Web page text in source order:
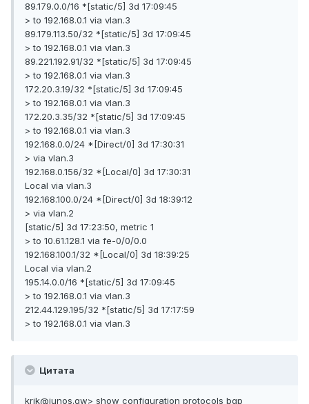
89.179.0.0/16 *[static/5] 3d 17:09:45
> to 192.168.0.1 via vlan.3
89.179.113.50/32 *[static/5] 3d 17:09:45
> to 192.168.0.1 via vlan.3
89.221.192.91/32 *[static/5] 3d 17:09:45
> to 192.168.0.1 via vlan.3
172.20.3.19/32 *[static/5] 3d 17:09:45
> to 192.168.0.1 via vlan.3
172.20.3.35/32 *[static/5] 3d 17:09:45
> to 192.168.0.1 via vlan.3
192.168.0.0/24 *[Direct/0] 3d 17:30:31
> via vlan.3
192.168.0.156/32 *[Local/0] 3d 17:30:31
Local via vlan.3
192.168.100.0/24 *[Direct/0] 3d 18:39:12
> via vlan.2
[static/5] 3d 17:23:50, metric 1
> to 10.61.128.1 via fe-0/0/0.0
192.168.100.1/32 *[Local/0] 3d 18:39:25
Local via vlan.2
195.14.0.0/16 *[static/5] 3d 17:09:45
> to 192.168.0.1 via vlan.3
212.44.129.195/32 *[static/5] 3d 17:17:59
> to 192.168.0.1 via vlan.3
Цитата
krik@junos.gw> show configuration protocols bgp